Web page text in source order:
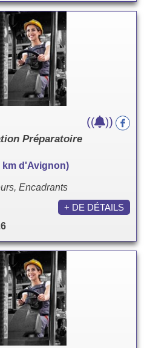
Préparatoire
km d'Avignon)
Encadrants
(( ))
+ DE DÉTAILS